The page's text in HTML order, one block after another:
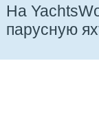
На
парусную